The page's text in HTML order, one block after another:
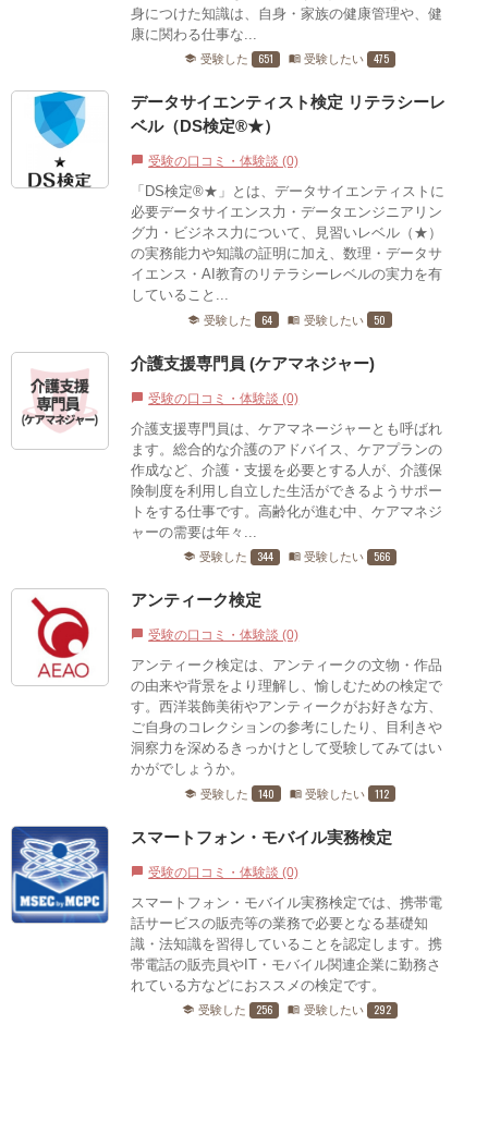
身につけた知識は、自身・家族の健康管理や、健
康に関わる仕事な...
school 受験した 651 menu_book 受験したい 475
データサイエンティスト検定 リテラシーレ
ベル（DS検定®★）
chat_bubble 受験の口コミ・体験談 (0)
「DS検定®★」とは、データサイエンティストに
必要データサイエンス力・データエンジニアリン
グ力・ビジネス力について、見習いレベル（★）
の実務能力や知識の証明に加え、数理・データサ
イエンス・AI教育のリテラシーレベルの実力を有
していること...
school 受験した 64 menu_book 受験したい 50
介護支援専門員 (ケアマネジャー)
chat_bubble 受験の口コミ・体験談 (0)
介護支援専門員は、ケアマネージャーとも呼ばれ
ます。総合的な介護のアドバイス、ケアプランの
作成など、介護・支援を必要とする人が、介護保
険制度を利用し自立した生活ができるようサポー
トをする仕事です。高齢化が進む中、ケアマネジ
ャーの需要は年々...
school 受験した 344 menu_book 受験したい 566
アンティーク検定
chat_bubble 受験の口コミ・体験談 (0)
アンティーク検定は、アンティークの文物・作品
の由来や背景をより理解し、愉しむための検定で
す。西洋装飾美術やアンティークがお好きな方、
ご自身のコレクションの参考にしたり、目利きや
洞察力を深めるきっかけとして受験してみてはい
かがでしょうか。
school 受験した 140 menu_book 受験したい 112
スマートフォン・モバイル実務検定
chat_bubble 受験の口コミ・体験談 (0)
スマートフォン・モバイル実務検定では、携帯電
話サービスの販売等の業務で必要となる基礎知
識・法知識を習得していることを認定します。携
帯電話の販売員やIT・モバイル関連企業に勤務さ
れている方などにおススメの検定です。
school 受験した 256 menu_book 受験したい 292